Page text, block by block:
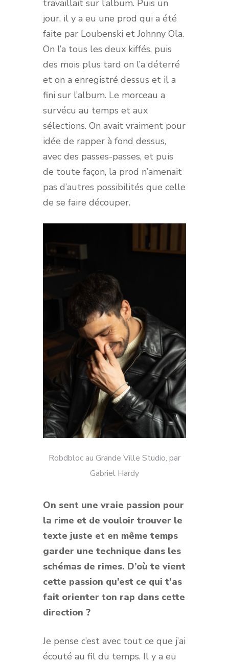
travaillait sur l’album. Puis un
jour, il y a eu une prod qui a été
faite par Loubenski et Johnny Ola.
On l’a tous les deux kiffés, puis
des mois plus tard on l’a déterré
et on a enregistré dessus et il a
fini sur l’album. Le morceau a
survécu au temps et aux
sélections. On avait vraiment pour
idée de rapper à fond dessus,
avec des passes-passes, et puis
de toute façon, la prod n’amenait
pas d’autres possibilités que celle
de se faire découper.
Robdbloc au Grande Ville Studio, par
Gabriel Hardy
On sent une vraie passion pour
la rime et de vouloir trouver le
texte juste et en même temps
garder une technique dans les
schémas de rimes. D’où te vient
cette passion qu’est ce qui t’as
fait orienter ton rap dans cette
direction ?
Je pense c’est avec tout ce que j’ai
écouté au fil du temps. Il y a eu